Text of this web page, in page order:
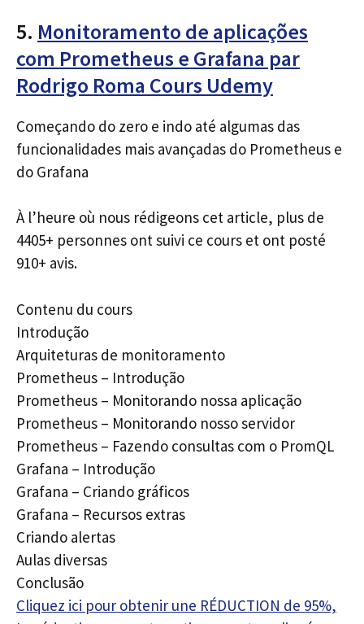
5. Monitoramento de aplicações
com Prometheus e Grafana par
Rodrigo Roma Cours Udemy
Começando do zero e indo até algumas das
funcionalidades mais avançadas do Prometheus e
do Grafana
À l’heure où nous rédigeons cet article, plus de
4405+ personnes ont suivi ce cours et ont posté
910+ avis.
Contenu du cours
Introdução
Arquiteturas de monitoramento
Prometheus – Introdução
Prometheus – Monitorando nossa aplicação
Prometheus – Monitorando nosso servidor
Prometheus – Fazendo consultas com o PromQL
Grafana – Introdução
Grafana – Criando gráficos
Grafana – Recursos extras
Criando alertas
Aulas diversas
Conclusão
Cliquez ici pour obtenir une RÉDUCTION de 95%,